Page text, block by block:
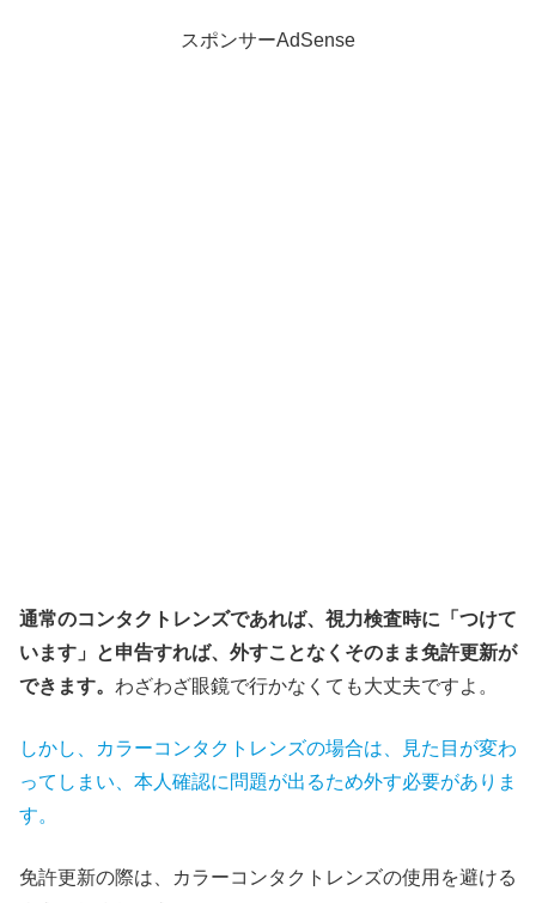
スポンサーAdSense
通常のコンタクトレンズであれば、視力検査時に「つけて
います」と申告すれば、外すことなくそのまま免許更新が
できます。 わざわざ眼鏡で行かなくても大丈夫ですよ。
しかし、カラーコンタクトレンズの場合は、見た目が変わ
ってしまい、本人確認に問題が出るため外す必要がありま
す。
免許更新の際は、カラーコンタクトレンズの使用を避ける